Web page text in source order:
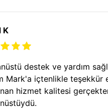
K
destek ve yardım
Mark'a içtenlikle teşekkür
hizmet kalitesi